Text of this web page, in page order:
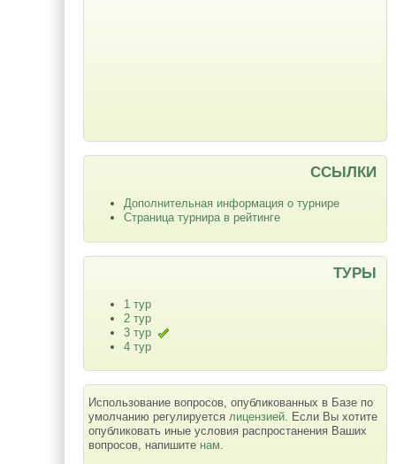
ССЫЛКИ
Дополнительная информация о турнире
Страница турнира в рейтинге
ТУРЫ
1 тур
2 тур
3 тур
4 тур
Использование вопросов, опубликованных в Базе по
умолчанию регулируется лицензией . Если Вы хотите
опубликовать иные условия распростанения Ваших
вопросов, напишите нам